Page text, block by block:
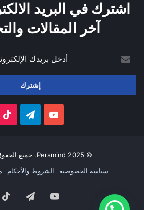
اشترك في البريد
آخر المقالات
بريدك
الإلكتروني
‫YouTubeتيلقرام
© 2025 Persmind. جميع الحقوق محفوظة.
سياسة الخصوصية
الشروط والأحكام
‫YouTubeتيلقرام